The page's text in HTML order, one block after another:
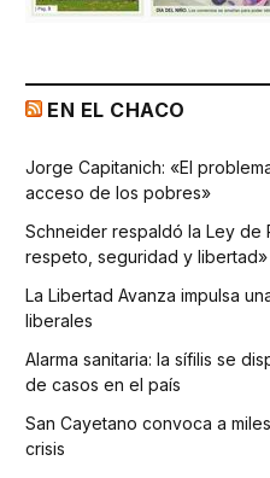
EN EL CHACO
Jorge Capitanich: «El
acceso de los pobres»
Schneider respaldó la Ley de
respeto, seguridad y libertad»
La Libertad Avanza impulsa
liberales
Alarma sanitaria: la sífilis se
de casos en el país
San Cayetano convoca a
crisis